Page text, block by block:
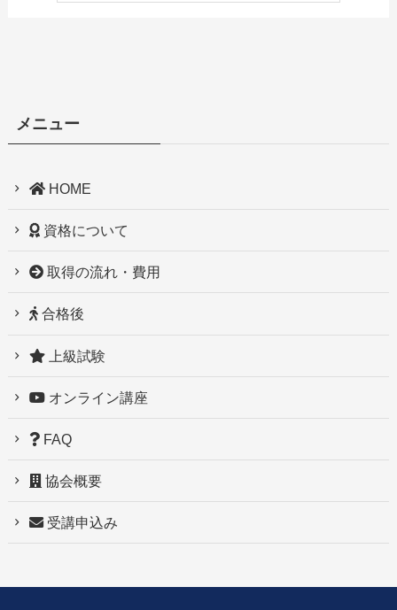
メニュー
HOME
資格について
取得の流れ・費用
合格後
上級試験
オンライン講座
FAQ
協会概要
受講申込み